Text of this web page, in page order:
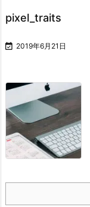
pixel_traits
 2019年6月21日